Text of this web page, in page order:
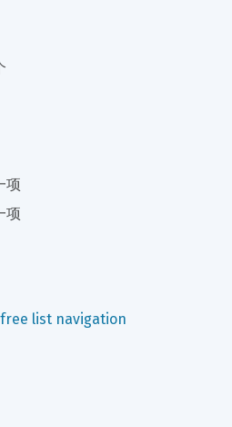
项
项
list navigation